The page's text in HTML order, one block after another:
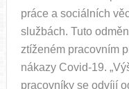
práce a sociálních
službách. Tuto
ztíženém pracovním
nákazy Covid-19.
pracovníky se odvíjí